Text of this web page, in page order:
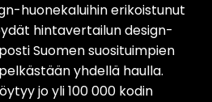
huonekaluihin erikoistunut
hintavertailun design-
Suomen suosituimpien
yhdellä haulla.
jo yli 100 000 kodin